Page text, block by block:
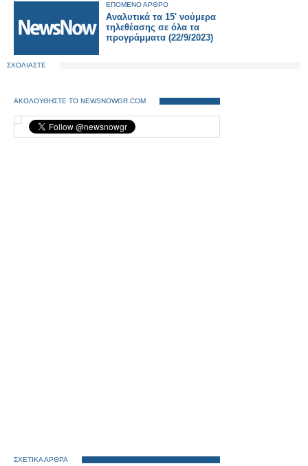
ΕΠΟΜΕΝΟ ΑΡΘΡΟ
Αναλυτικά τα 15' νούμερα
τηλεθέασης σε όλα τα
προγράμματα (22/9/2023)
ΣΧΟΛΙΑΣΤΕ
ΑΚΟΛΟΥΘΗΣΤΕ ΤΟ NEWSNOWGR.COM
ΣΧΕΤΙΚΑ ΑΡΘΡΑ